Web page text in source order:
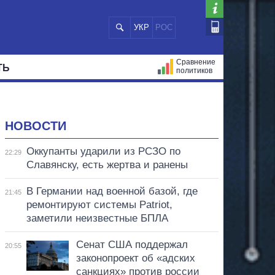
УКР РОС
Сравнение
политиков
НОВОСТИ
22:29
Оккупанты ударили из РСЗО по
Славянску, есть жертва и ранены
21:45
В Германии над военной базой, где
ремонтируют системы Patriot,
заметили неизвестные БПЛА
20:55
Сенат США поддержал
законопроект об «адских
санкциях» против россии